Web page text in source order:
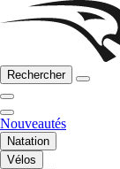
Rechercher
Nouveautés
Natation
Vélos